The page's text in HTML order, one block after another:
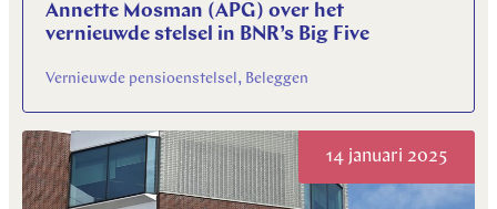
Annette Mosman (APG) over het
vernieuwde stelsel in BNR’s Big Five
Vernieuwde pensioenstelsel, Beleggen
14 januari 2025